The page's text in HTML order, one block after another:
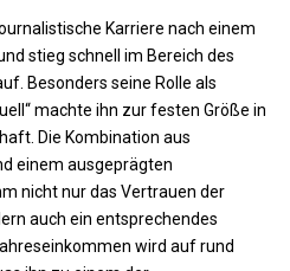
Karriere nach einem
stieg schnell im Bereich des
Besonders seine Rolle als
machte ihn zur festen Größe in
Die Kombination aus
einem ausgeprägten
nicht nur das Vertrauen der
auch ein entsprechendes
wird auf rund